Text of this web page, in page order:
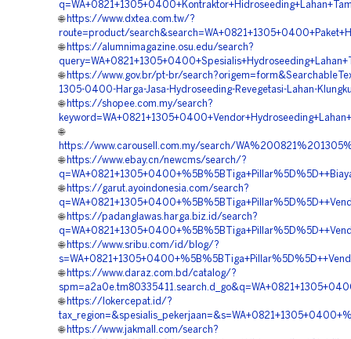
🌐 https://www.dxtea.com.tw/?
route=product/
🌐 https://alumnimagazine.osu.edu/search?
🌐 https://www.gov.br/pt-br/
1305-0400-Harga-Jasa-Hydroseeding-Revegetasi-Lahan-
🌐 https://shopee.com.my/search?
🌐
https://www.carousell.com.my/search/
🌐 https://www.ebay.cn/newcms/search/?
🌐 https://garut.ayoindonesia.com/search?
🌐 https://padanglawas.harga.biz.id/search?
🌐 https://www.sribu.com/id/blog/?
🌐 https://www.daraz.com.bd/catalog/?
🌐 https://lokercepat.id/?
🌐 https://www.jakmall.com/search?